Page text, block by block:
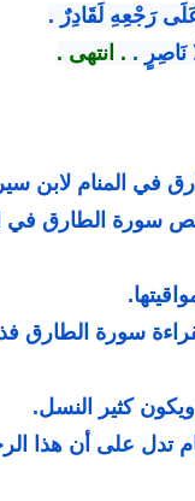
رَجْعِهِ لَقَادِرٌ .
نَاصِرٍ . . انتهى .
في المنام لابن
سورة الطارق
سورة
ويكون كثير النسل.
تدل على أن هذا